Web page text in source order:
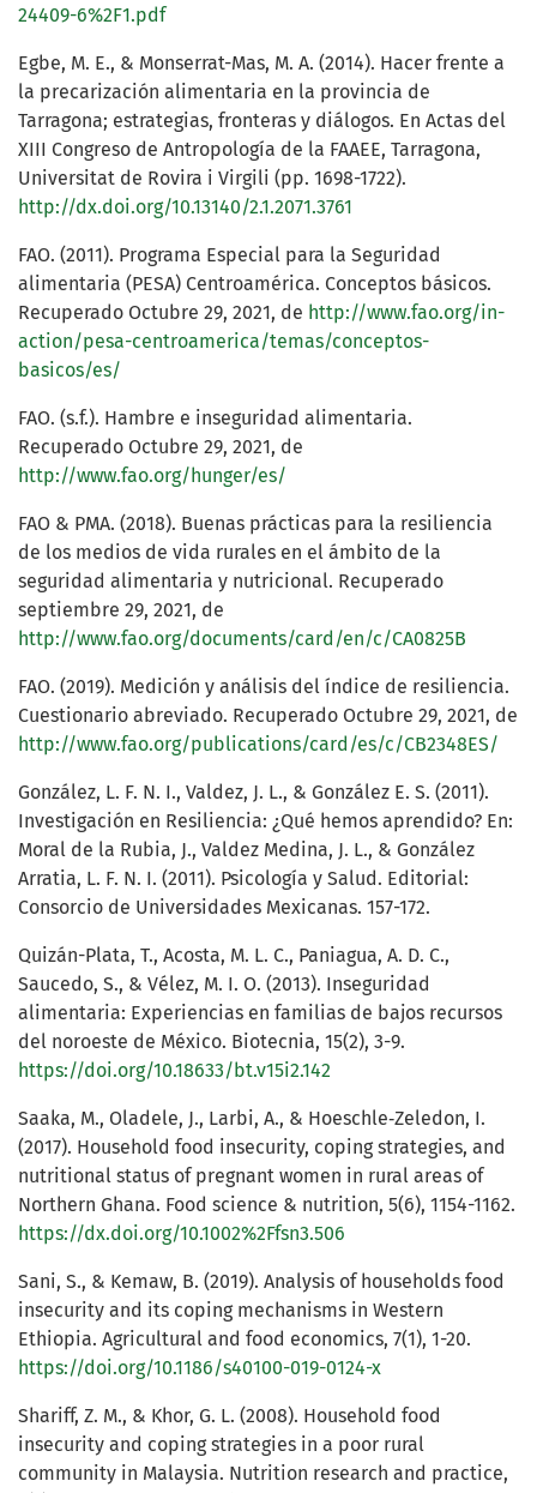
24409-6%2F1.pdf
Egbe, M. E., & Monserrat-Mas, M. A. (2014). Hacer frente a
la precarización alimentaria en la provincia de
Tarragona; estrategias, fronteras y diálogos. En Actas del
XIII Congreso de Antropología de la FAAEE, Tarragona,
Universitat de Rovira i Virgili (pp. 1698-1722).
http://dx.doi.org/10.13140/2.1.2071.3761
FAO. (2011). Programa Especial para la Seguridad
alimentaria (PESA) Centroamérica. Conceptos básicos.
Recuperado Octubre 29, 2021, de http://www.fao.org/in-
action/pesa-centroamerica/temas/conceptos-
basicos/es/
FAO. (s.f.). Hambre e inseguridad alimentaria.
Recuperado Octubre 29, 2021, de
http://www.fao.org/hunger/es/
FAO & PMA. (2018). Buenas prácticas para la resiliencia
de los medios de vida rurales en el ámbito de la
seguridad alimentaria y nutricional. Recuperado
septiembre 29, 2021, de
http://www.fao.org/documents/card/en/c/CA0825B
FAO. (2019). Medición y análisis del índice de resiliencia.
Cuestionario abreviado. Recuperado Octubre 29, 2021, de
http://www.fao.org/publications/card/es/c/CB2348ES/
González, L. F. N. I., Valdez, J. L., & González E. S. (2011).
Investigación en Resiliencia: ¿Qué hemos aprendido? En:
Moral de la Rubia, J., Valdez Medina, J. L., & González
Arratia, L. F. N. I. (2011). Psicología y Salud. Editorial:
Consorcio de Universidades Mexicanas. 157-172.
Quizán-Plata, T., Acosta, M. L. C., Paniagua, A. D. C.,
Saucedo, S., & Vélez, M. I. O. (2013). Inseguridad
alimentaria: Experiencias en familias de bajos recursos
del noroeste de México. Biotecnia, 15(2), 3-9.
https://doi.org/10.18633/bt.v15i2.142
Saaka, M., Oladele, J., Larbi, A., & Hoeschle‐Zeledon, I.
(2017). Household food insecurity, coping strategies, and
nutritional status of pregnant women in rural areas of
Northern Ghana. Food science & nutrition, 5(6), 1154-1162.
https://dx.doi.org/10.1002%2Ffsn3.506
Sani, S., & Kemaw, B. (2019). Analysis of households food
insecurity and its coping mechanisms in Western
Ethiopia. Agricultural and food economics, 7(1), 1-20.
https://doi.org/10.1186/s40100-019-0124-x
Shariff, Z. M., & Khor, G. L. (2008). Household food
insecurity and coping strategies in a poor rural
community in Malaysia. Nutrition research and practice,